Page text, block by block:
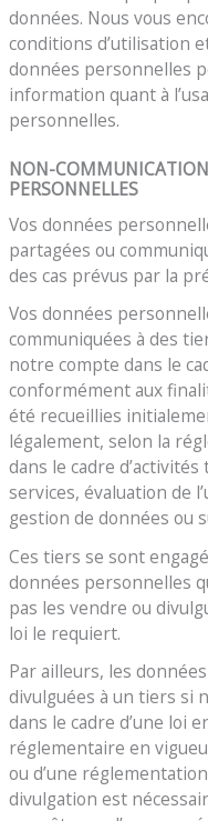
données. Nous vous
conditions d’utilisation
données personnelles
information quant à
personnelles.
NON-
PERSONNELLES
Vos données
partagées ou
des cas prévus par la
Vos données
communiquées à des
notre compte dans le
conformément aux
été recueillies
légalement, selon la
dans le cadre
services, évaluation de
gestion de données ou
Ces tiers se sont
données personnelles
pas les vendre ou
loi le requiert.
Par ailleurs, les
divulguées à un tiers si
dans le cadre d’une loi
réglementaire en
ou d’une
divulgation est